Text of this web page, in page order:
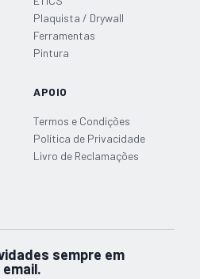
Plaquista / Drywall
Ferramentas
Pintura
APOIO
Termos e Condições
Política de Privacidade
Livro de Reclamações
sempre em